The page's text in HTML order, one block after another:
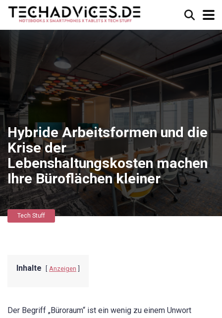
Hybride Arbeitsformen und die
Krise der
Lebenshaltungskosten machen
Ihre Büroflächen kleiner
Tech Stuff
Inhalte Anzeigen
Der Begriff „Büroraum“ ist ein wenig zu einem Unwort